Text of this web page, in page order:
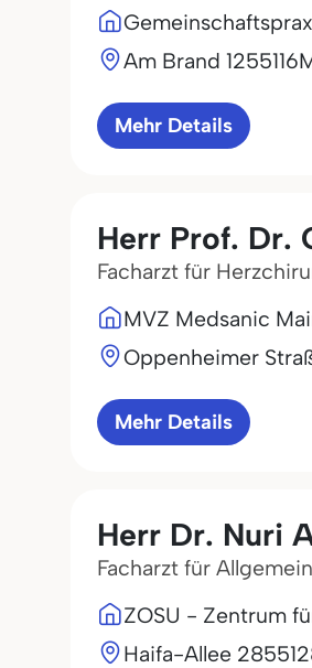
Am Brand 1255116
Mehr Details
Herr Prof. Dr.
Facharzt für
MVZ Medsanic
Oppenheimer
Mehr Details
Herr Dr. Nuri
Facharzt für
ZOSU - Zentrum
Haifa-Allee 28